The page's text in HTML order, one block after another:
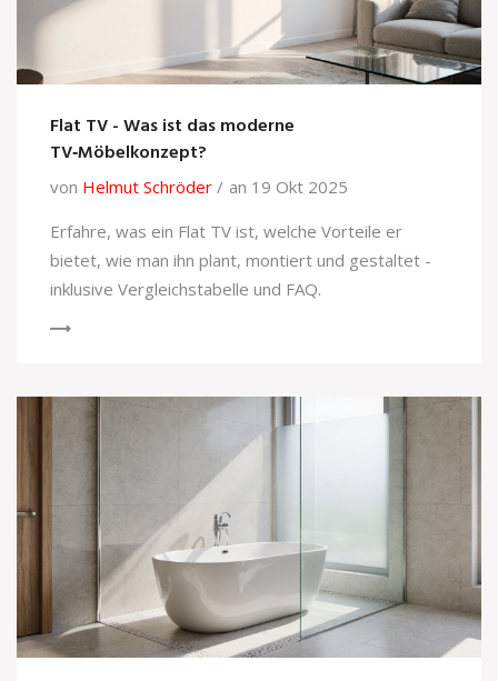
Flat TV - Was ist das moderne
TV‑Möbelkonzept?
von Helmut Schröder
an 19 Okt 2025
Erfahre, was ein Flat TV ist, welche Vorteile er
bietet, wie man ihn plant, montiert und gestaltet -
inklusive Vergleichstabelle und FAQ.